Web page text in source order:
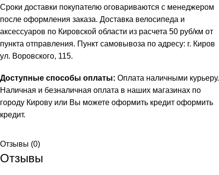
Сроки доставки покупателю оговариваются с менеджером
после оформления заказа. Доставка велосипеда и
аксессуаров по Кировской области из расчета 50 руб/км от
пункта отправления. Пункт самовывоза по адресу: г. Киров
ул. Воровского, 115.
Доступные способы оплаты: Оплата наличными курьеру.
Наличная и безналичная оплата в наших магазинах по
городу Кирову или Вы можете оформить кредит оформить
кредит.
Отзывы (0)
Отзывы